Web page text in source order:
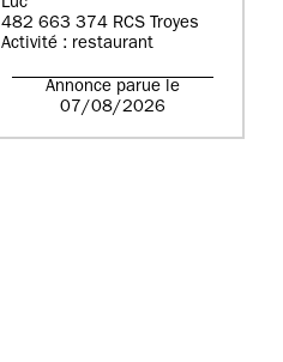
Luc
482 663 374 RCS Troyes
Activité : restaurant
Annonce parue le
07/08/2026